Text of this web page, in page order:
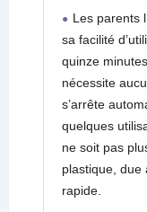
Les parents
sa facilité
quinze
nécessite
s’arrête
quelques
ne soit pas
plastique, due
rapide.